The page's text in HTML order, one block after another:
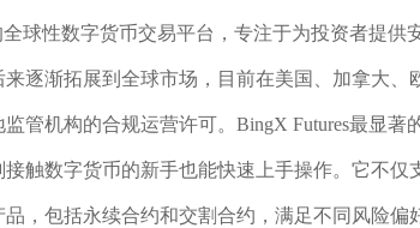
全球性数字货币交易平台，专注于为投资者提供
逐渐拓展到全球市场，目前在美国、加拿大、
管机构的合规运营许可。BingX Futures最显著
触数字货币的新手也能快速上手操作。它不仅
，包括永续合约和交割合约，满足不同风险偏